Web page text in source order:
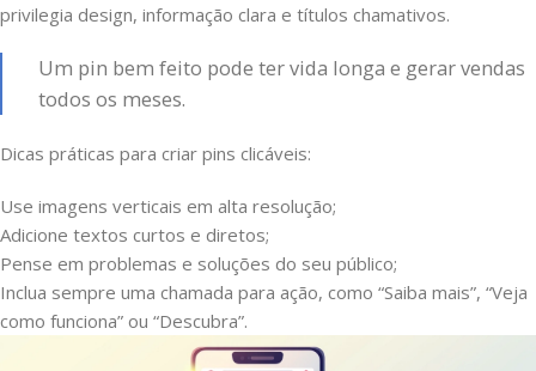
privilegia design, informação clara e títulos chamativos.
Um pin bem feito pode ter vida longa e gerar vendas
todos os meses.
Dicas práticas para criar pins clicáveis:
Use imagens verticais em alta resolução;
Adicione textos curtos e diretos;
Pense em problemas e soluções do seu público;
Inclua sempre uma chamada para ação, como “Saiba mais”, “Veja
como funciona” ou “Descubra”.